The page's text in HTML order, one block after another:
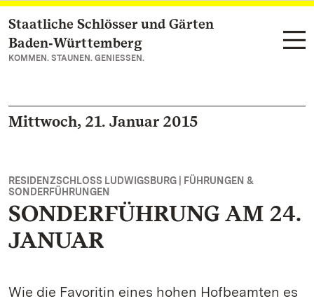
Zum Hauptinhalt springen
Staatliche Schlösser und Gärten
Baden‑Württemberg
KOMMEN. STAUNEN. GENIESSEN.
Mittwoch, 21. Januar 2015
RESIDENZSCHLOSS LUDWIGSBURG | FÜHRUNGEN &
SONDERFÜHRUNGEN
SONDERFÜHRUNG AM 24.
JANUAR
Wie die Favoritin eines hohen Hofbeamten es